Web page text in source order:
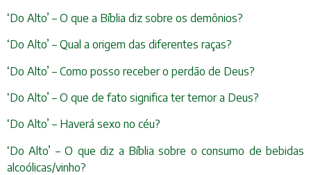
‘Do Alto’ – O que a Bíblia diz sobre os demônios?
‘Do Alto’ – Qual a origem das diferentes raças?
‘Do Alto’ – Como posso receber o perdão de Deus?
‘Do Alto’ – O que de fato significa ter temor a Deus?
‘Do Alto’ – Haverá sexo no céu?
‘Do Alto’ – O que diz a Bíblia sobre o consumo de bebidas
alcoólicas/vinho?